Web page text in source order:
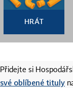
HRÁT
Přidejte si
své oblíbené tituly